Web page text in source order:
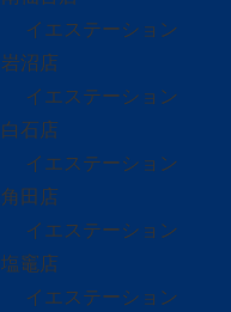
イエステーション
岩沼店
イエステーション
白石店
イエステーション
角田店
イエステーション
塩竈店
イエステーション